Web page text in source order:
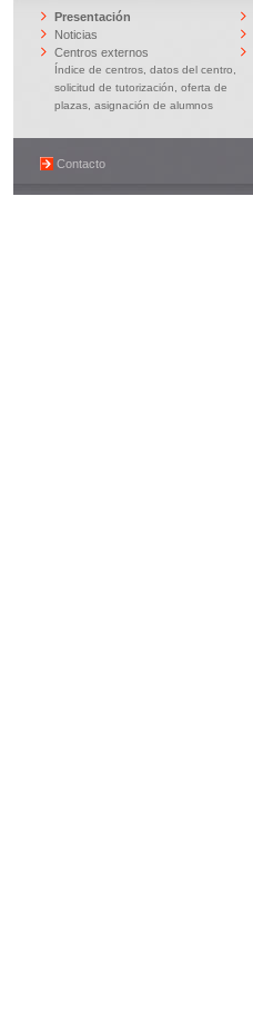
Presentación
Noticias
Centros externos
Índice de centros, datos del centro,
solicitud de tutorización, oferta de
plazas, asignación de alumnos
Contacto